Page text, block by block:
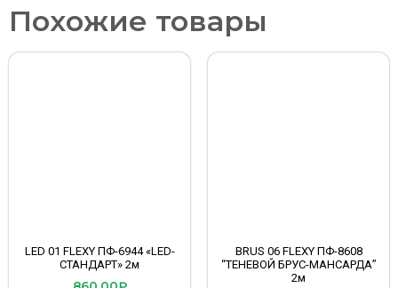
Похожие товары
LED 01 FLEXY ПФ-6944 «LED-
СТАНДАРТ» 2м
BRUS 06 FLEXY ПФ-8608
“ТЕНЕВОЙ БРУС-МАНСАРДА”
2м